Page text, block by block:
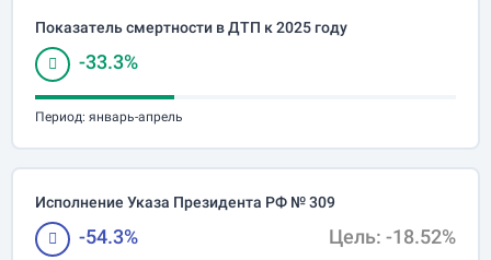
Показатель смертности в ДТП к 2025 году
-33.3%
Период: январь-апрель
Исполнение Указа Президента РФ № 309
-54.3% Цель: -18.52%